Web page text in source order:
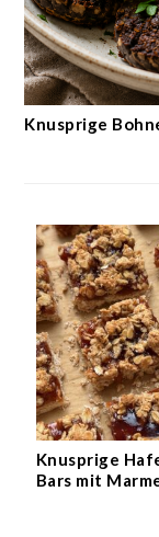
Knusprige
Knusprige
Bars mit